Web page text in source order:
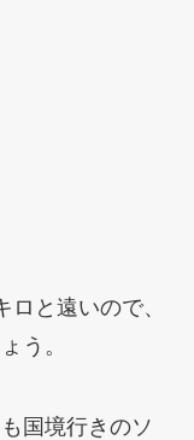
と遠いので、
う。
国境行きのソ